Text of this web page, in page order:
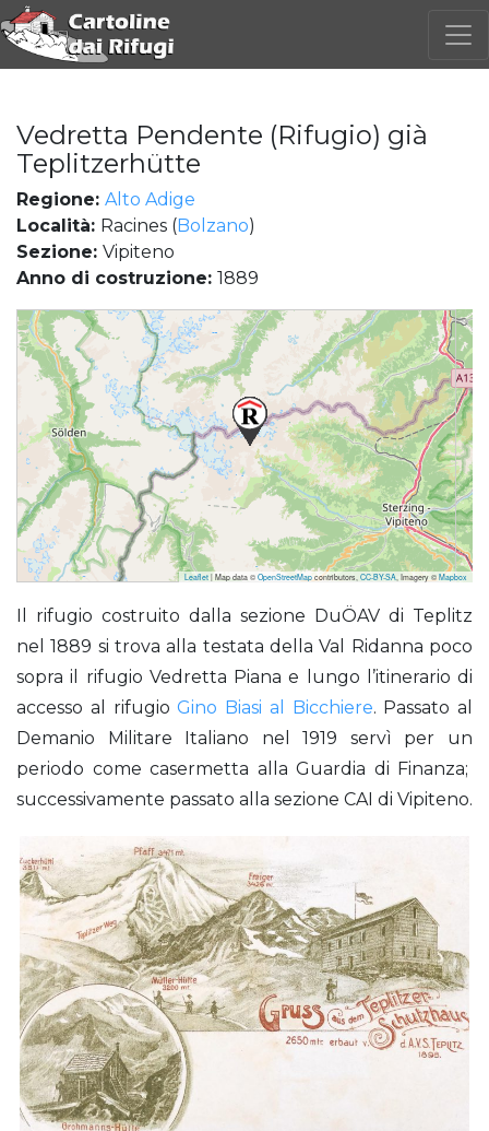
Vedretta Pendente (Rifugio) già
Teplitzerhütte
Regione: Alto Adige
Località: Racines (Bolzano)
Sezione: Vipiteno
Anno di costruzione: 1889
Leaflet | Map data © OpenStreetMapcontributors, CC-BY-SA, Imagery © Mapbox
Il rifugio costruito dalla sezione DuÖAV di Teplitz
nel 1889 si trova alla testata della Val Ridanna poco
sopra il rifugio Vedretta Piana e lungo l’itinerario di
accesso al rifugioGino Biasi al Bicchiere. Passato al
Demanio Militare Italiano nel 1919 servì per un
periodo come casermetta alla Guardia di Finanza;
successivamente passato alla sezione CAI di Vipiteno.